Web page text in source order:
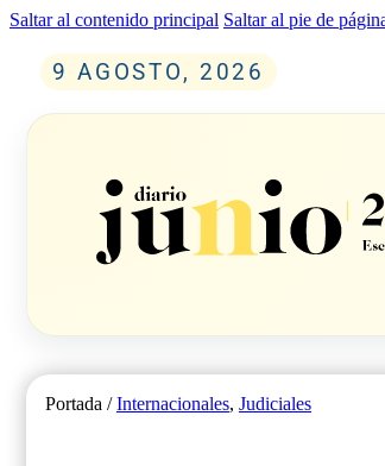
Saltar al contenido principal Saltar al pie de
9 AGOSTO, 2026
Portada /Internacionales, Judiciales